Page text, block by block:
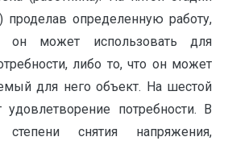
проделав определенную работу,
он может использовать для
либо то, что он может
для него объект. На шестой
удовлетворение потребности. В
снятия напряжения,